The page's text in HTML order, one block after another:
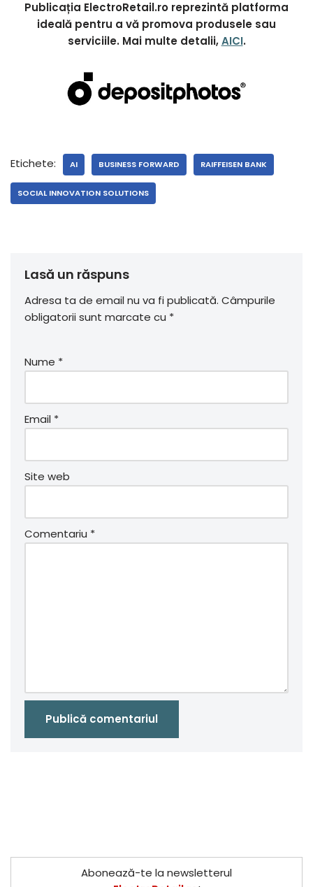
Publicația ElectroRetail.ro reprezintă platforma
ideală pentru a vă promova produsele sau
serviciile. Mai multe detalii,AICI.
Etichete: AI BUSINESS FORWARD RAIFFEISEN BANK
SOCIAL INNOVATION SOLUTIONS
Lasă un răspuns
Adresa ta de email nu va fi publicată. Câmpurile
obligatorii sunt marcate cu *
Nume *
Email *
Site web
Comentariu *
Abonează-te la newsletterul